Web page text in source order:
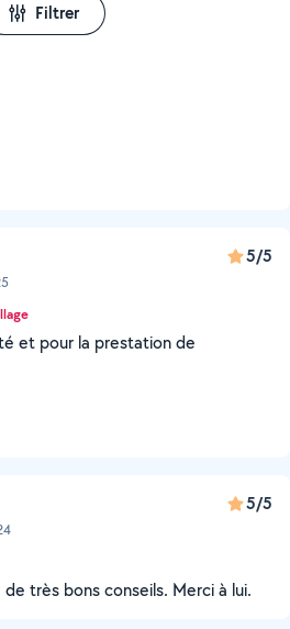
Filtrer
5/5
et pour la prestation de
5/5
de très bons conseils. Merci à lui.